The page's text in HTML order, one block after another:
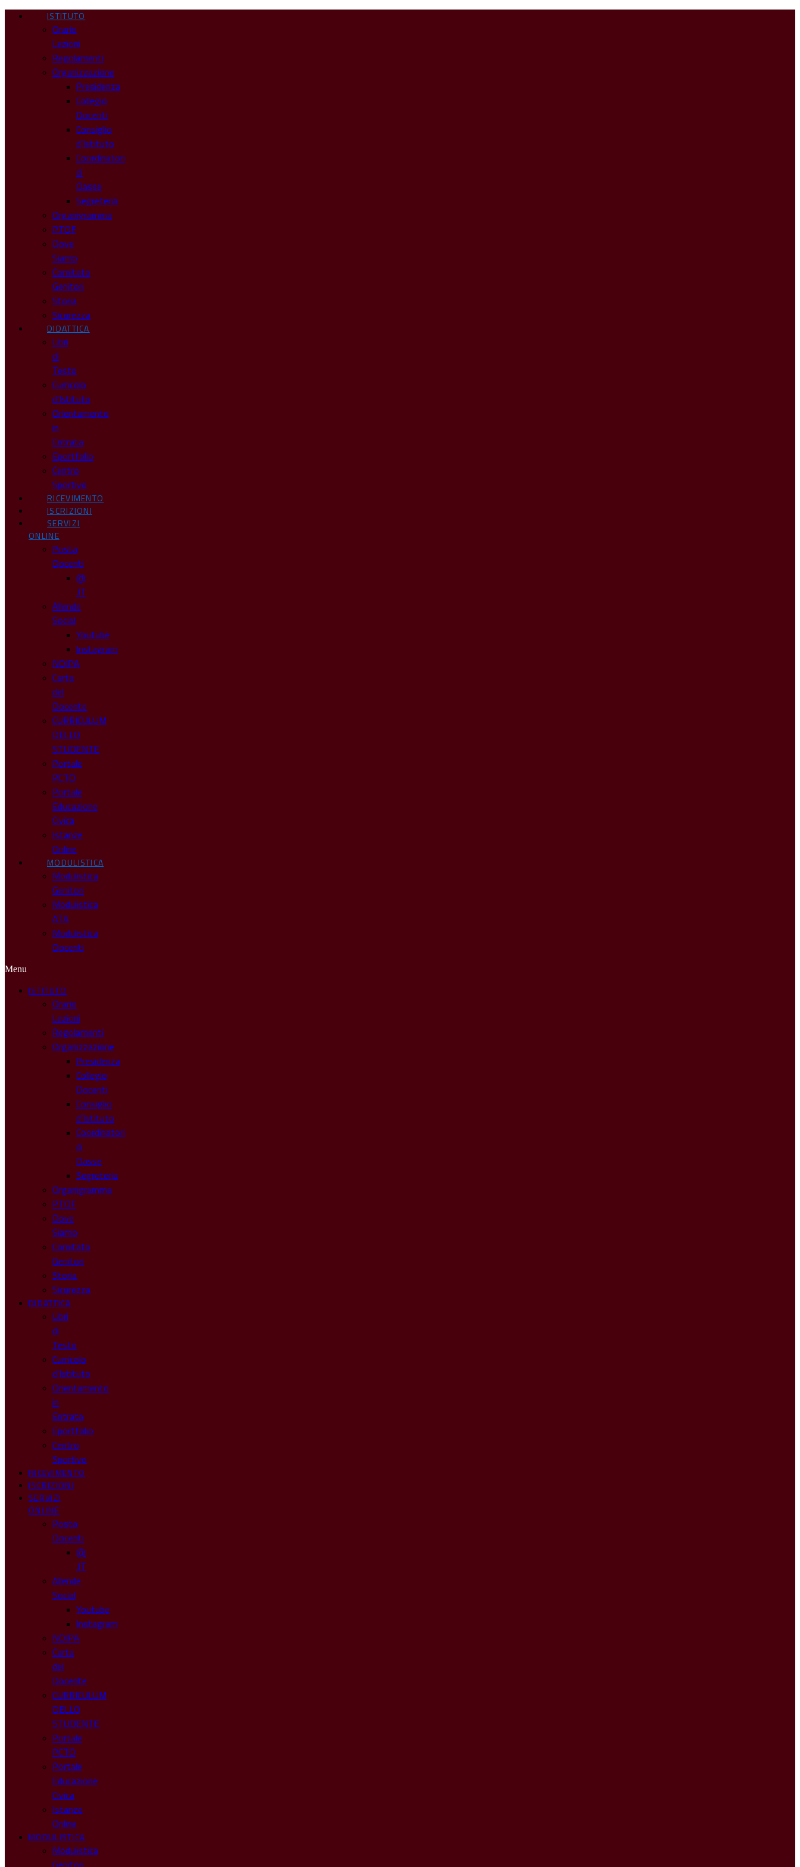
ISTITUTO
Orario
Lezioni
Regolamenti
Organizzazione
Presidenza
Collegio
Docenti
Consiglio
d’Istituto
Coordinatori
di
Classe
Segreteria
Organigramma
PTOF
Dove
Siamo
Comitato
Genitori
Storia
Sicurezza
DIDATTICA
Libri
di
Testo
Curricolo
d’Istituto
Orientamento
in
Entrata
Eportfolio
Centro
Sportivo
RICEVIMENTO
ISCRIZIONI
SERVIZI
ONLINE
Posta
Docenti
@
.IT
Allende
Social
Youtube
Instagram
NOIPA
Carta
del
Docente
CURRICULUM
DELLO
STUDENTE
Portale
PCTO
Portale
Educazione
Civica
Istanze
Online
MODULISTICA
Modulistica
Genitori
Modulistica
ATA
Modulistica
Docenti
Menu
ISTITUTO
Orario
Lezioni
Regolamenti
Organizzazione
Presidenza
Collegio
Docenti
Consiglio
d’Istituto
Coordinatori
di
Classe
Segreteria
Organigramma
PTOF
Dove
Siamo
Comitato
Genitori
Storia
Sicurezza
DIDATTICA
Libri
di
Testo
Curricolo
d’Istituto
Orientamento
in
Entrata
Eportfolio
Centro
Sportivo
RICEVIMENTO
ISCRIZIONI
SERVIZI
ONLINE
Posta
Docenti
@
.IT
Allende
Social
Youtube
Instagram
NOIPA
Carta
del
Docente
CURRICULUM
DELLO
STUDENTE
Portale
PCTO
Portale
Educazione
Civica
Istanze
Online
MODULISTICA
Modulistica